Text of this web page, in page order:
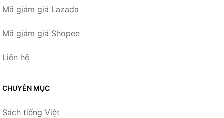
Mã giảm giá Lazada
Mã giảm giá Shopee
Liên hệ
CHUYÊN MỤC
Sách tiếng Việt